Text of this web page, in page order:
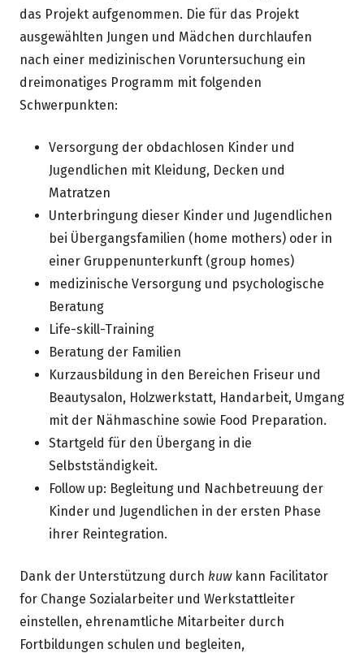
das Projekt aufgenommen. Die für das Projekt
ausgewählten Jungen und Mädchen durchlaufen
nach einer medizinischen Voruntersuchung ein
dreimonatiges Programm mit folgenden
Schwerpunkten:
Versorgung der obdachlosen Kinder und
Jugendlichen mit Kleidung, Decken und
Matratzen
Unterbringung dieser Kinder und Jugendlichen
bei Übergangsfamilien (home mothers) oder in
einer Gruppenunterkunft (group homes)
medizinische Versorgung und psychologische
Beratung
Life-skill-Training
Beratung der Familien
Kurzausbildung in den Bereichen Friseur und
Beautysalon, Holzwerkstatt, Handarbeit, Umgang
mit der Nähmaschine sowie Food Preparation.
Startgeld für den Übergang in die
Selbstständigkeit.
Follow up: Begleitung und Nachbetreuung der
Kinder und Jugendlichen in der ersten Phase
ihrer Reintegration.
Dank der Unterstützung durch kuwkann Facilitator
for Change Sozialarbeiter und Werkstattleiter
einstellen, ehrenamtliche Mitarbeiter durch
Fortbildungen schulen und begleiten,